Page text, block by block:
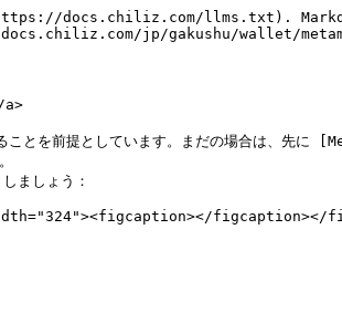
docs.chiliz.com/llms.txt).
jp/gakushu/wallet/
ることを前提としています。まだの場合
ましょう：
figcaption></